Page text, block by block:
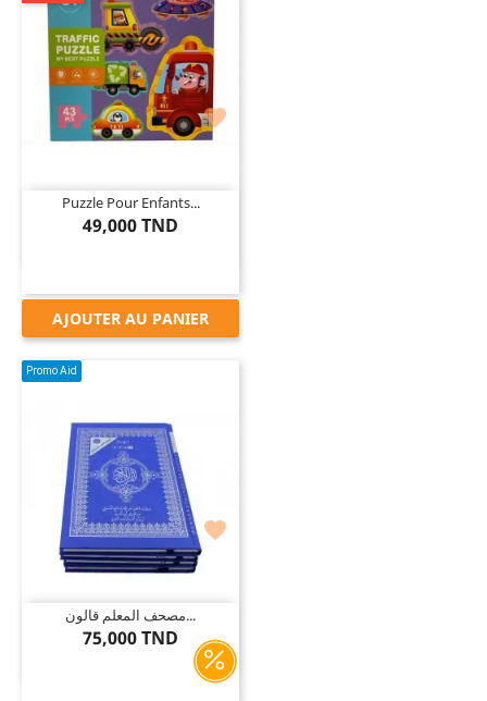

Puzzle Pour Enfants...
49,000 TND
AJOUTER AU PANIER

Promo Aid
مصحف المعلم قالون...
75,000 TND